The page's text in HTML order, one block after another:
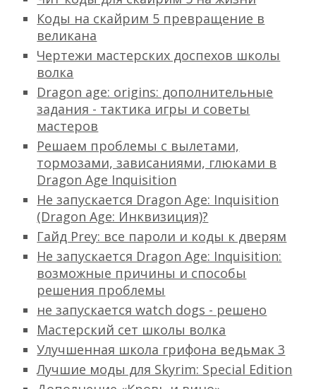
Коды на скайрим 5 превращение в
великана
Чертежи мастерских доспехов школы
волка
Dragon age: origins: дополнительные
задания - тактика игры и советы
мастеров
Решаем проблемы с вылетами,
тормозами, зависаниями, глюками в
Dragon Age Inquisition
Не запускается Dragon Age: Inquisition
(Dragon Age: Инквизиция)?
Гайд Prey: все пароли и коды к дверям
Не запускается Dragon Age: Inquisition:
возможные причины и способы
решения проблемы
не запускается watch dogs - решено
Мастерский сет школы волка
Улучшенная школа грифона ведьмак 3
Лучшие моды для Skyrim: Special Edition